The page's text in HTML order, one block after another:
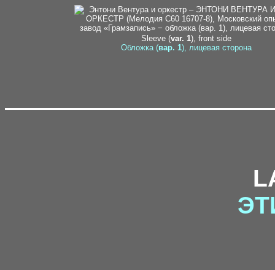
Sleeve (var. 1), front side
Обложка (вар. 1), лицевая сторона